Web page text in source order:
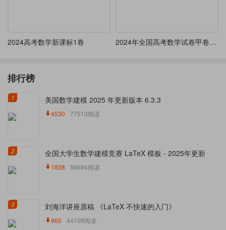
2024高考数学新课标1卷 2024年全国高考数学试卷甲卷文科
排行榜
1 美国数学建模 2025 年更新版本 6.3.3
4530 77513阅读
2 全国大学生数学建模竞赛 LaTeX 模板 - 2025年更新
1838 56694阅读
3 刘海洋讲座原稿 《LaTeX 不快速的入门》
960 44109阅读